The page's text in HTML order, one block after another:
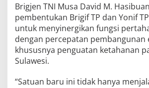
Brigjen TNI Musa David M.
pembentukan Brigif TP dan Yonif
untuk menyinergikan fungsi
dengan percepatan pembangunan
khususnya penguatan ketahanan
Sulawesi.
“Satuan baru ini tidak hanya